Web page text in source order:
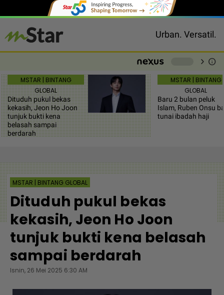
Urban. Versatil.
chevron_right info
MSTAR | BINTANG
GLOBAL
Dituduh pukul bekas
kekasih, Jeon Ho Joon
tunjuk bukti kena
belasah sampai
berdarah
MSTAR | BINTANG
GLOBAL
Baru 2 bulan peluk
Islam, Ruben Onsu
tunai ibadah haji
MSTAR | BINTANG GLOBAL
Dituduh pukul bekas
kekasih, Jeon Ho Joon
tunjuk bukti kena belasah
sampai berdarah
Isnin, 26 Mei 2025 6:30 AM